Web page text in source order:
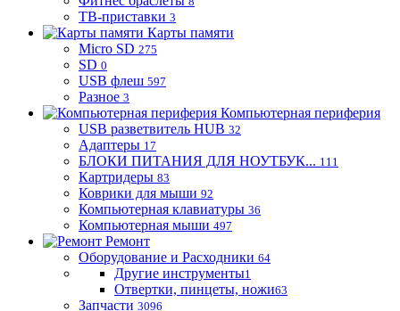
ТВ-приставки 3
Карты памяти
Micro SD 275
SD 0
USB флеш 597
Разное 3
Компьютерная периферия
USB разветвитель HUB 32
Адаптеры 17
БЛОКИ ПИТАНИЯ ДЛЯ НОУТБУК... 111
Картридеры 83
Коврики для мыши 92
Компьютерная клавиатуры 36
Компьютерная мыши 497
Ремонт
Оборудование и Расходники 64
Другие инструменты1
Отвертки, пинцеты, ножи63
Запчасти 3096